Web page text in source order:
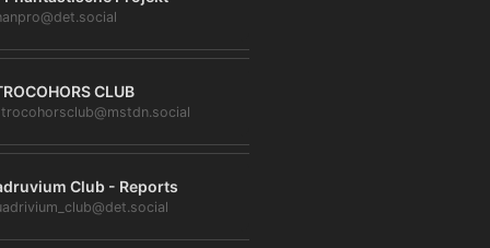
CLUB
Club - Reports